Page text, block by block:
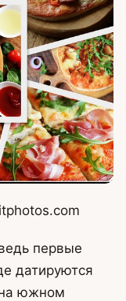
первые
датируются
южном